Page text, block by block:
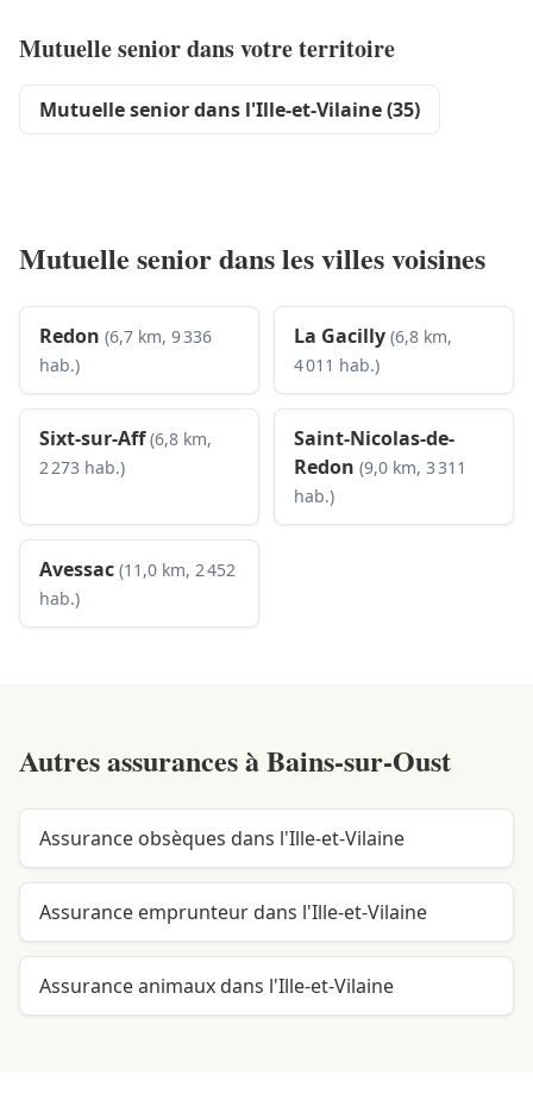
Mutuelle senior dans votre territoire
Mutuelle senior dans l'Ille-et-Vilaine (35)
Mutuelle senior dans les villes voisines
Redon (6,7 km, 9 336
hab.)
La Gacilly (6,8 km,
4 011 hab.)
Sixt-sur-Aff(6,8 km,
2 273 hab.)
Saint-Nicolas-de-
Redon (9,0 km, 3 311
hab.)
Avessac (11,0 km, 2 452
hab.)
Autres assurances àBains-sur-Oust
Assurance obsèques dans l'Ille-et-Vilaine
Assurance emprunteur dans l'Ille-et-Vilaine
Assurance animaux dans l'Ille-et-Vilaine